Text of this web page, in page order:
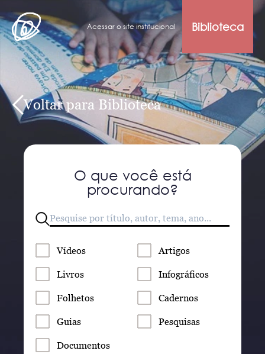
Acessar o site institucional Biblioteca
Voltar para Biblioteca
O que você está
procurando?
Vídeos Artigos
Livros Infográficos
Folhetos Cadernos
Guias Pesquisas
Documentos